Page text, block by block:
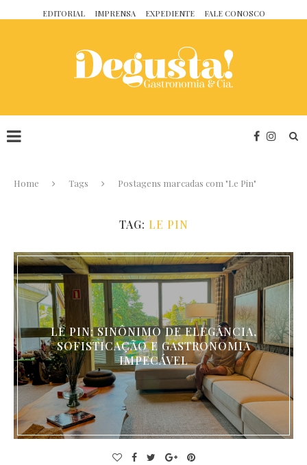
EDITORIAL IMPRENSA EXPEDIENTE FALE CONOSCO
Home Tags Postagens marcadas com "Le Pin"
TAG: LE PIN
LE PIN: SINÔNIMO DE ELEGÂNCIA,
SOFISTICAÇÃO E GASTRONOMIA
IMPECÁVEL